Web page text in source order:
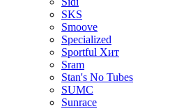
SKS
Smoove
Specialized
Sportful Хит
Sram
Stan's No Tubes
SUMC
Sunrace